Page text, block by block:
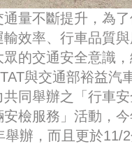
量不斷提升，為
效率、行車品質
的交通安全意識
與交通部裕益汽
同舉辦之「行車
檢服務」活動，
舉辦，而且更於11/